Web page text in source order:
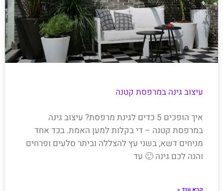
עיצוב גינה במרפסת קטנה
איך הופכים 5 כדים לגינת מרפסת? עיצוב גינה
במרפסת קטנה – די בקלות למען האמת. בכד אחד
מניחים דשא, בשני עץ להצללה וביתר סלעים ופרחים
והנה לכם גינה 🙂 עד